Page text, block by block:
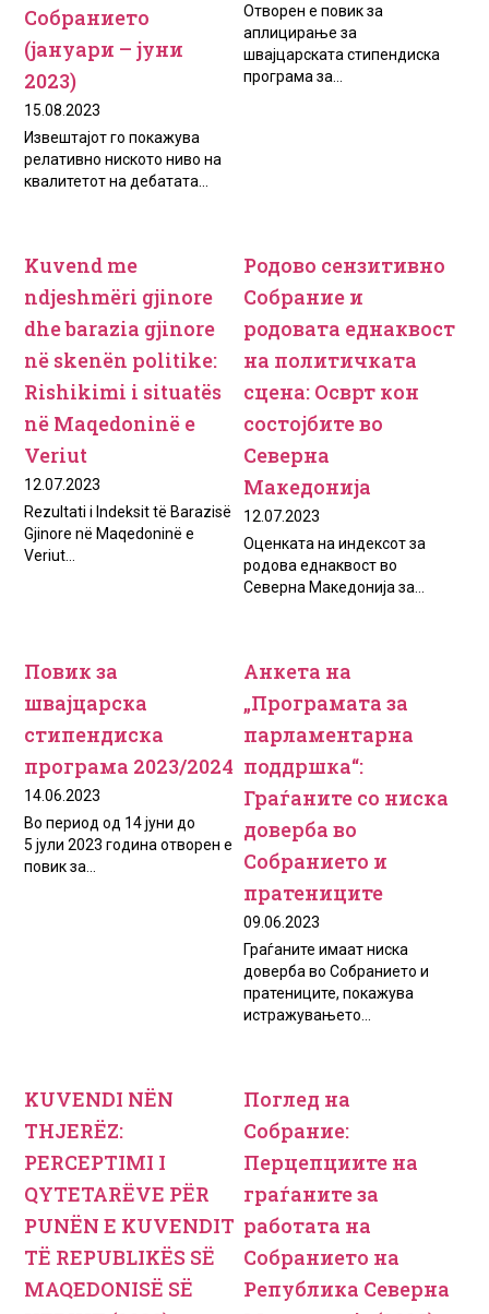
Собранието
(јануари – јуни
2023)
15.08.2023
Извештајот го покажува
релативно ниското ниво на
квалитетот на дебатата...
Отворен е повик за
аплицирање за
швајцарската стипендиска
програма за...
Kuvend me
ndjeshmëri gjinore
dhe barazia gjinore
në skenën politike:
Rishikimi i situatës
në Maqedoninë e
Veriut
12.07.2023
Rezultati i Indeksit të Barazisë
Gjinore në Maqedoninë e
Veriut...
Родово сензитивно
Собрание и
родовата еднаквост
на политичката
сцена: Осврт кон
состојбите во
Северна
Македонија
12.07.2023
Оценката на индексот за
родова еднаквост во
Северна Македонија за...
Повик за
швајцарска
стипендиска
програма 2023/2024
14.06.2023
Во период од 14 јуни до
5 јули 2023 година отворен е
повик за...
Анкета на
„Програмата за
парламентарна
поддршка“:
Граѓаните со ниска
доверба во
Собранието и
пратениците
09.06.2023
Граѓаните имаат ниска
доверба во Собранието и
пратениците, покажува
истражувањето...
KUVENDI NËN
THJERËZ:
PERCEPTIMI I
QYTETARËVE PËR
PUNËN E KUVENDIT
TË REPUBLIKËS SË
MAQEDONISË SË
Поглед на
Собрание:
Перцепциите на
граѓаните за
работата на
Собранието на
Република Северна